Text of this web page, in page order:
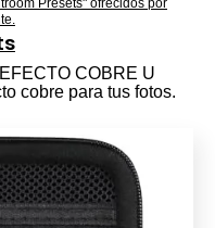
COBRE U
cobre para tus fotos.